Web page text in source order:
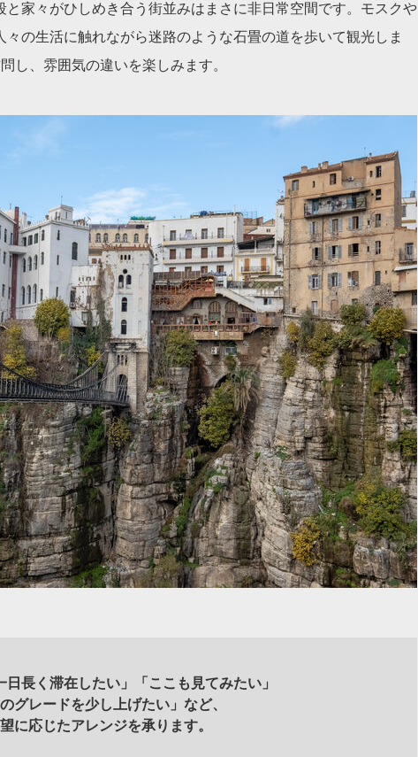
家々がひしめき合う街並みはまさに非日常空間です。モスクや
の生活に触れながら迷路のような石畳の道を歩いて観光しま
し、雰囲気の違いを楽しみます。
日長く滞在したい」「ここも見てみたい」
グレードを少し上げたい」など、
に応じたアレンジを承ります。